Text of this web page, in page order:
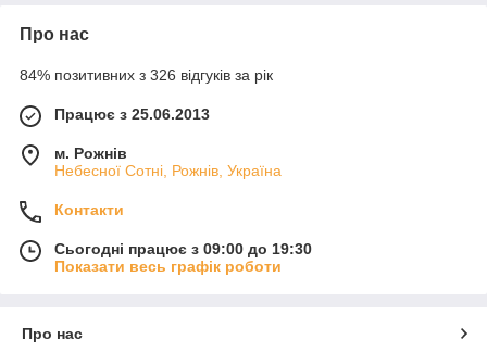
Про нас
84% позитивних з 326 відгуків за рік
Працює з 25.06.2013
м. Рожнів
Небесної Сотні, Рожнів, Україна
Контакти
Сьогодні працює з 09:00 до 19:30
Показати весь графік роботи
Про нас